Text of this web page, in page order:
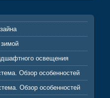
освещения
Обзор особенностей
Обзор особенностей